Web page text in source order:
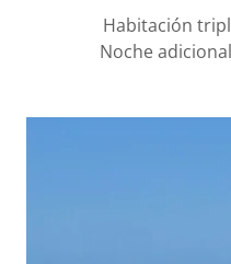
Habitación
Noche